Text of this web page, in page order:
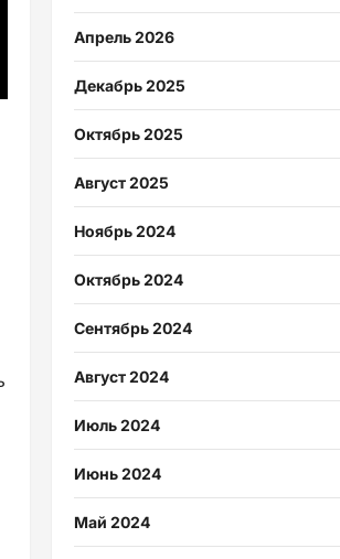
Апрель 2026
Декабрь 2025
Октябрь 2025
Август 2025
Ноябрь 2024
Октябрь 2024
Сентябрь 2024
Август 2024
Июль 2024
Июнь 2024
Май 2024